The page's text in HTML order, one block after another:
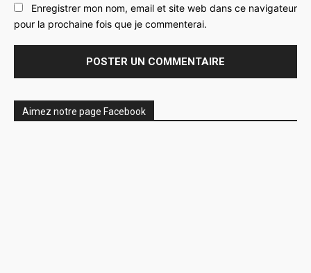
Enregistrer mon nom, email et site web dans ce navigateur
pour la prochaine fois que je commenterai.
Aimez notre page Facebook